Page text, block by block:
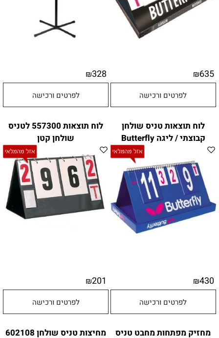
₪635
לפרטים ורכישה
₪328
לפרטים ורכישה
לוח תוצאות טניס שולחן
קבוצתי / ליגה Butterfly
₪430
לפרטים ורכישה
לוח תוצאות 557300 לטניס
שולחן קטן
₪201
לפרטים ורכישה
מחזיק מפתחות מחבט טניס מחיצות טניס שולחן 602108